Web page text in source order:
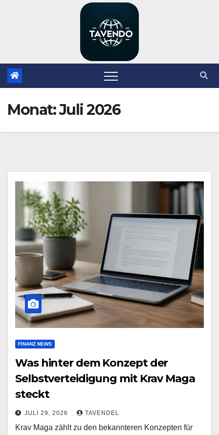
Monat:Juli 2026
FINANZ NEWS
Was hinter dem Konzept der
Selbstverteidigung mit Krav Maga
steckt
JULI 29, 2026 TAVENDEL
Krav Maga zählt zu den bekannteren Konzepten für